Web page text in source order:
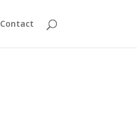
Contact